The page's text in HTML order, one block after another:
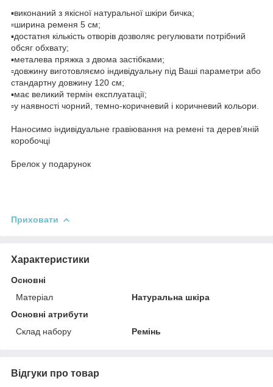
▪️виконаний з якісної натуральної шкіри бичка;
▫️ширина ременя 5 см;
▪️достатня кількість отворів дозволяє регулювати потрібний
обсяг обхвату;
▪️металева пряжка з двома застібками;
▫️довжину виготовляємо індивідуальну під Ваші параметри або
стандартну довжину 120 см;
▪️має великий термін експлуатації;
▫️у наявності чорний, темно-коричневий і коричневий кольори.
Наносимо індивідуальне гравіювання на ремені та деревʼяній
коробочці
Брелок у подарунок
Приховати
Характеристики
Основні
Матеріал
Натуральна шкіра
Основні атрибути
Склад набору
Ремінь
Відгуки про товар